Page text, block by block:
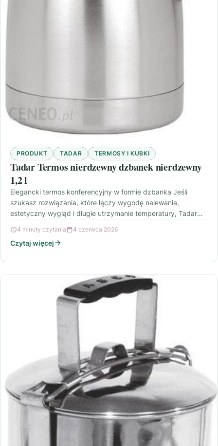
PRODUKT TADAR TERMOSY I KUBKI
Tadar Termos nierdzewny dzbanek nierdzewny
1,2 l
Elegancki termos konferencyjny w formie dzbanka Jeśli
szukasz rozwiązania, które łączy wygodę nalewania,
estetyczny wygląd i długie utrzymanie temperatury, Tadar
4 minuty czytania 4 czerwca 2026
Czytaj więcej